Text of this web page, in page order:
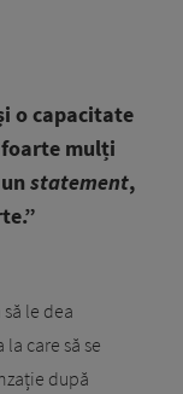
o capacitate
mulți
statement,
le dea
care să se
după